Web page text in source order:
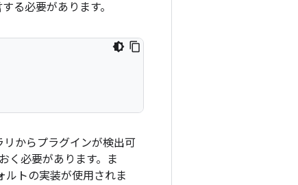
る必要があります。
リからプラグインが検出可
く必要があります。ま
ルトの実装が使用されま